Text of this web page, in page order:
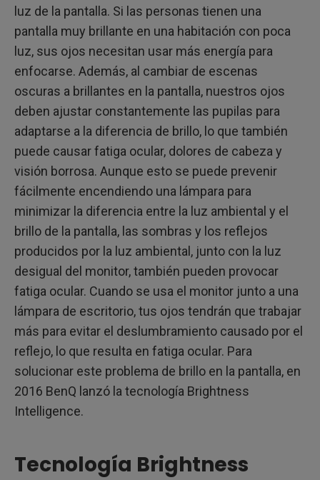
luz de la pantalla. Si las personas tienen una
pantalla muy brillante en una habitación con poca
luz, sus ojos necesitan usar más energía para
enfocarse. Además, al cambiar de escenas
oscuras a brillantes en la pantalla, nuestros ojos
deben ajustar constantemente las pupilas para
adaptarse a la diferencia de brillo, lo que también
puede causar fatiga ocular, dolores de cabeza y
visión borrosa. Aunque esto se puede prevenir
fácilmente encendiendo una lámpara para
minimizar la diferencia entre la luz ambiental y el
brillo de la pantalla, las sombras y los reflejos
producidos por la luz ambiental, junto con la luz
desigual del monitor, también pueden provocar
fatiga ocular. Cuando se usa el monitor junto a una
lámpara de escritorio, tus ojos tendrán que trabajar
más para evitar el deslumbramiento causado por el
reflejo, lo que resulta en fatiga ocular. Para
solucionar este problema de brillo en la pantalla, en
2016 BenQ lanzó la tecnología Brightness
Intelligence.
Tecnología Brightness